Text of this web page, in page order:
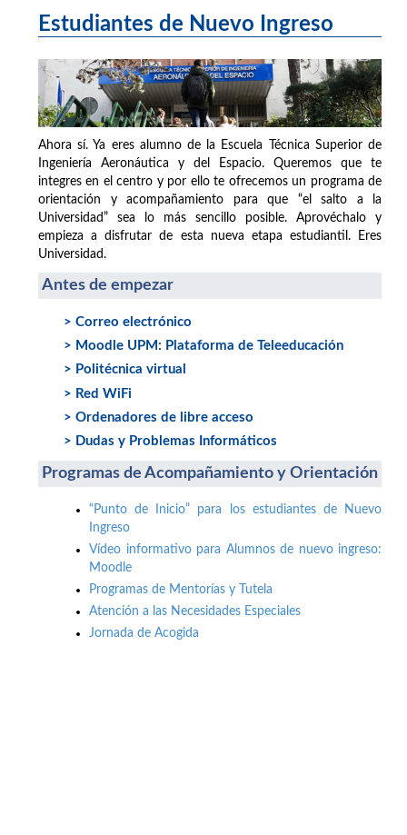
Estudiantes de Nuevo Ingreso
Ahora sí. Ya eres alumno de la Escuela Técnica Superior de
Ingeniería Aeronáutica y del Espacio. Queremos que te
integres en el centro y por ello te ofrecemos un programa de
orientación y acompañamiento para que “el salto a la
Universidad” sea lo más sencillo posible. Aprovéchalo y
empieza a disfrutar de esta nueva etapa estudiantil. Eres
Universidad.
Antes de empezar
> Correo electrónico
> Moodle UPM: Plataforma de Teleeducación
> Politécnica virtual
> Red WiFi
> Ordenadores de libre acceso
> Dudas y Problemas Informáticos
Programas de Acompañamiento y Orientación
“Punto de Inicio” para los estudiantes de Nuevo
Ingreso
Vídeo informativo para Alumnos de nuevo ingreso:
Moodle
Programas de Mentorías y Tutela
Atención a las Necesidades Especiales
Jornada de Acogida